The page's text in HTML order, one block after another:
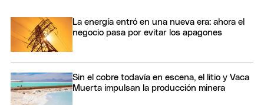
La energía entró en una nueva era: ahora el
negocio pasa por evitar los apagones
Sin el cobre todavía en escena, el litio y Vaca
Muerta impulsan la producción minera